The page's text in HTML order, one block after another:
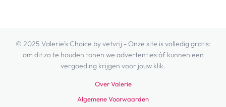
© 2025 Valerie's Choice by vetvrij - Onze site is volledig gratis:
om dit zo te houden tonen we advertenties óf kunnen een
vergoeding krijgen voor jouw klik.
Over Valerie
Algemene Voorwaarden